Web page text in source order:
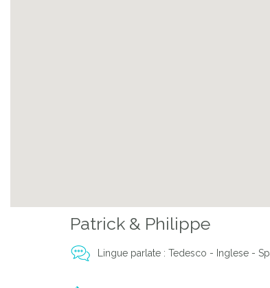
Patrick & Philippe
Lingue parlate : Tedesco - Inglese -